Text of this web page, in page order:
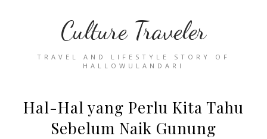
Culture Traveler
TRAVEL AND LIFESTYLE STORY OF
HALLOWULANDARI
Hal-Hal yang Perlu Kita Tahu
Sebelum Naik Gunung